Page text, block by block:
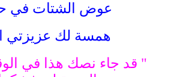
عوض الشتات في
همسة لك عزيزتي
" قد جاء نصك هذا في